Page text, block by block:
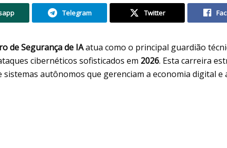
Telegram Twitter
de Segurança de IAatua como o principal guardião
cibernéticos sofisticados em 2026. Esta carreira
sistemas autônomos que gerenciam a economia digital